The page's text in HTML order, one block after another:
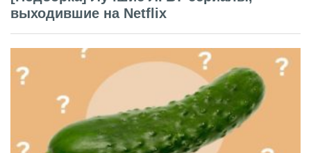
выходившие на Netflix